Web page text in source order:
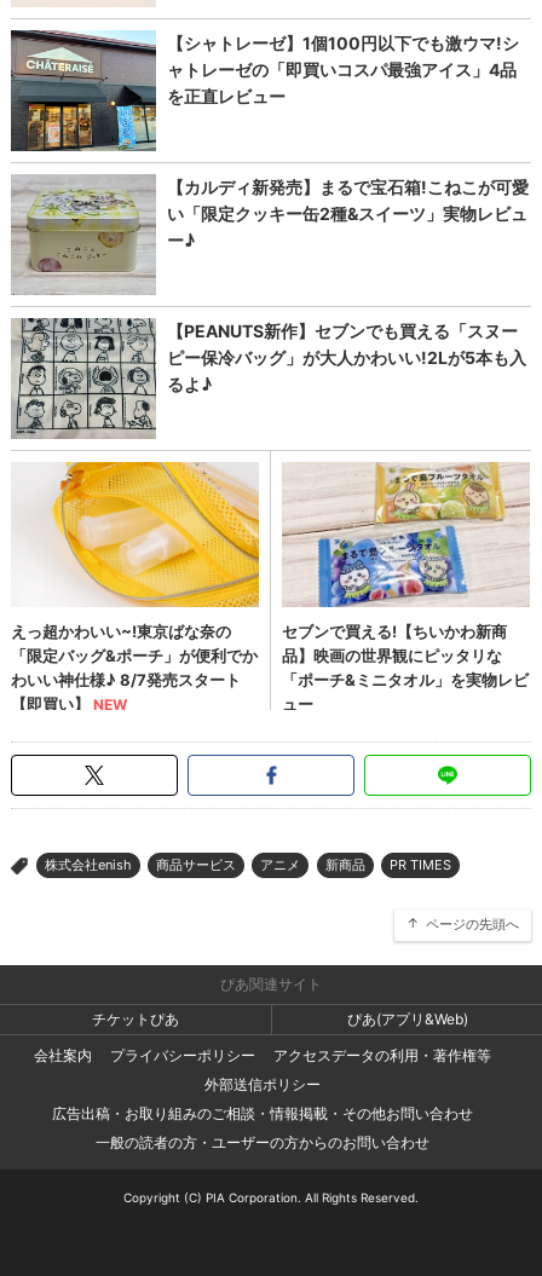
> 株式会社enish 商品サービス アニメ 新商品 PR TIMES
ページの先頭へ
ぴあ関連サイト
チケットぴあ
ぴあ(アプリ&Web)
会社案内
プライバシーポリシー
アクセスデータの利用・著作権等
外部送信ポリシー
広告出稿・お取り組みのご相談・情報掲載・その他お問い合わせ
一般の読者の方・ユーザーの方からのお問い合わせ
Copyright (C) PIA Corporation. All Rights Reserved.